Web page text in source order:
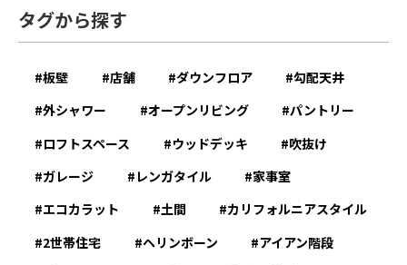
タグから探す
板壁 店舗 ダウンフロア
勾配天井
外シャワー
オープンリビング
パントリー
ロフトスペース
ウッドデッキ
吹抜け
ガレージ
レンガタイル
家事室
エコカラット
土間
カリフォルニアスタイル
2世帯住宅
ヘリンボーン
アイアン階段